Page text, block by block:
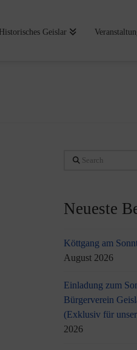
Historisches Geislar
Search
Neueste
Köttgang am
August 2026
Einladung zum
Bürgerverein
(Exklusiv für
2026